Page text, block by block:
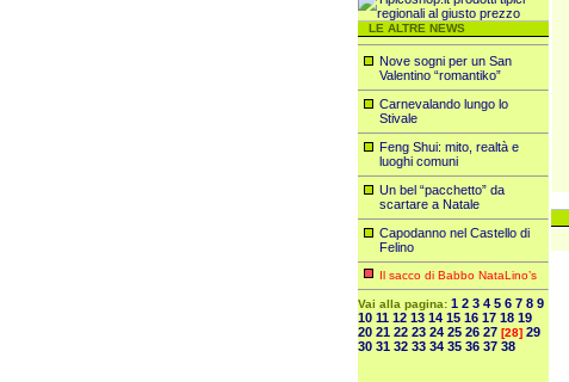
LE ALTRE NEWS
Nove sogni per un San
Valentino “romantiko”
Carnevalando lungo lo
Stivale
Feng Shui: mito, realtà e
luoghi comuni
Un bel “pacchetto” da
scartare a Natale
Capodanno nel Castello di
Felino
Il sacco di Babbo NataLino’s
Vai alla pagina: 1 2 3 4 5 6 7 8 9
10 11 12 13 14 15 16 17 18 19
20 21 22 23 24 25 26 27 [28] 29
30 31 32 33 34 35 36 37 38